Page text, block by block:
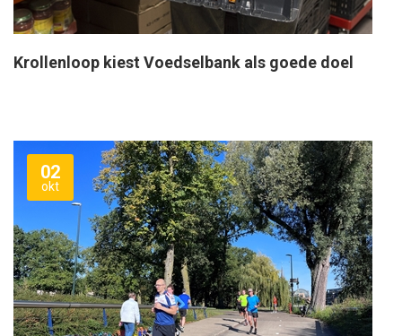
Krollenloop kiest Voedselbank als goede doel
02
okt